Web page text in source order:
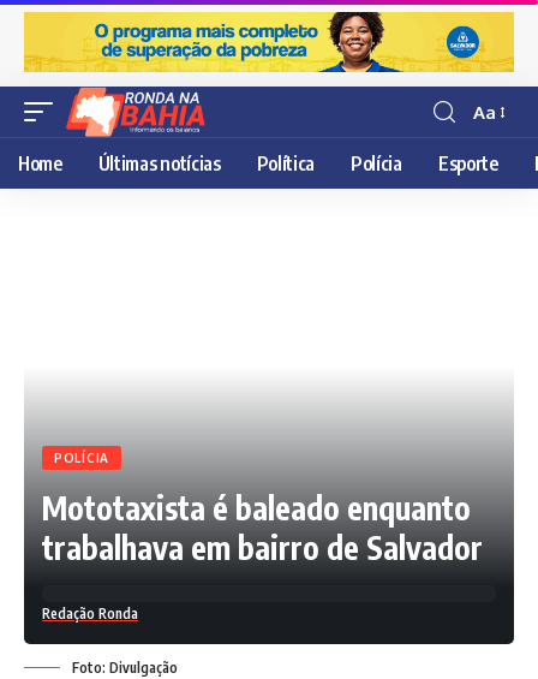
Resisor
de
fonte
Aa
Home Últimas notícias Política Polícia Esporte
POLÍCIA
Mototaxista é baleado enquanto
trabalhava em bairro de Salvador
Redação Ronda
Foto: Divulgação